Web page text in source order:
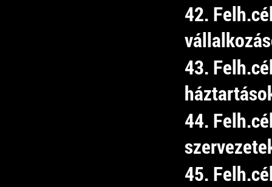
42.
43.
44.
45.